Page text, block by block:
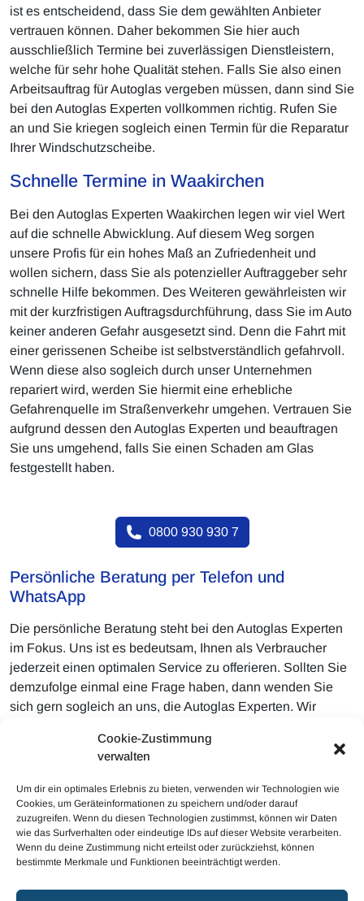
Cookie-Zustimmung
verwalten
Um dir ein optimales Erlebnis zu bieten, verwenden wir Technologien wie
Cookies, um Geräteinformationen zu speichern und/oder darauf
zuzugreifen. Wenn du diesen Technologien zustimmst, können wir Daten
wie das Surfverhalten oder eindeutige IDs auf dieser Website verarbeiten.
Wenn du deine Zustimmung nicht erteilst oder zurückziehst, können
bestimmte Merkmale und Funktionen beeinträchtigt werden.
ist es entscheidend, dass Sie dem gewählten Anbieter
vertrauen können. Daher bekommen Sie hier auch
ausschließlich Termine bei zuverlässigen Dienstleistern,
welche für sehr hohe Qualität stehen. Falls Sie also einen
Arbeitsauftrag für Autoglas vergeben müssen, dann sind Sie
bei den Autoglas Experten vollkommen richtig. Rufen Sie
an und Sie kriegen sogleich einen Termin für die Reparatur
Ihrer Windschutzscheibe.
Schnelle Termine in Waakirchen
Bei den Autoglas Experten Waakirchen legen wir viel Wert
auf die schnelle Abwicklung. Auf diesem Weg sorgen
unsere Profis für ein hohes Maß an Zufriedenheit und
wollen sichern, dass Sie als potenzieller Auftraggeber sehr
schnelle Hilfe bekommen. Des Weiteren gewährleisten wir
mit der kurzfristigen Auftragsdurchführung, dass Sie im Auto
keiner anderen Gefahr ausgesetzt sind. Denn die Fahrt mit
einer gerissenen Scheibe ist selbstverständlich gefahrvoll.
Wenn diese also sogleich durch unser Unternehmen
repariert wird, werden Sie hiermit eine erhebliche
Gefahrenquelle im Straßenverkehr umgehen. Vertrauen Sie
aufgrund dessen den Autoglas Experten und beauftragen
Sie uns umgehend, falls Sie einen Schaden am Glas
festgestellt haben.
0800 930 930 7
Persönliche Beratung per Telefon und
WhatsApp
Die persönliche Beratung steht bei den Autoglas Experten
im Fokus. Uns ist es bedeutsam, Ihnen als Verbraucher
jederzeit einen optimalen Service zu offerieren. Sollten Sie
demzufolge einmal eine Frage haben, dann wenden Sie
sich gern sogleich an uns, die Autoglas Experten. Wir
uns auch Fotos der Beschädigung senden, damit die
Autoglas Experten Ihnen direkt eine persönliche
Einschätzung dazu abgeben.
© 2023 Mobiler Autoglas